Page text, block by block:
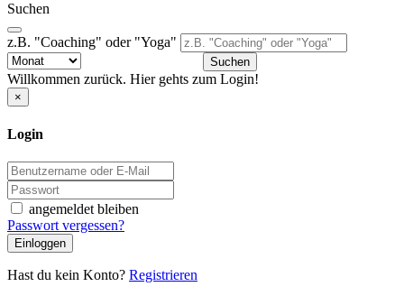
Suchen
z.B. "Coaching" oder "Yoga"
Suchen
Willkommen zurück. Hier gehts zum Login!
×
Login
angemeldet bleiben
Passwort vergessen?
Einloggen
Hast du kein Konto? Registrieren